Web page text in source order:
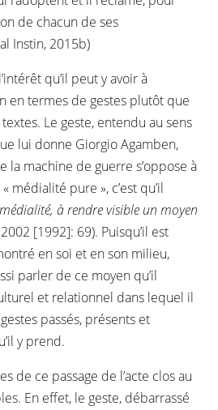
de chacun de ses
Instin, 2015b)
qu’il peut y avoir à
en termes de gestes plutôt que
Le geste, entendu au sens
lui donne Giorgio Agamben,
la machine de guerre s’oppose à
médialité pure », c’est qu’il
à rendre visible un moyen
[1992]: 69). Puisqu’il est
en soi et en son milieu,
parler de ce moyen qu’il
et relationnel dans lequel il
passés, présents et
y prend.
de ce passage de l’acte clos au
En effet, le geste, débarrassé